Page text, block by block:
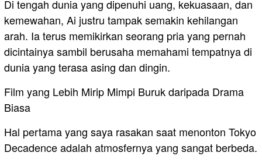
Di tengah dunia yang dipenuhi uang, kekuasaan, dan
kemewahan, Ai justru tampak semakin kehilangan
arah. Ia terus memikirkan seorang pria yang pernah
dicintainya sambil berusaha memahami tempatnya di
dunia yang terasa asing dan dingin.
Film yang Lebih Mirip Mimpi Buruk daripada Drama
Biasa
Hal pertama yang saya rasakan saat menonton Tokyo
Decadence adalah atmosfernya yang sangat berbeda.